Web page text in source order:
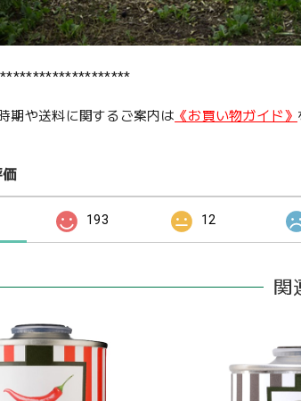
期や送料に関するご案内は 《お買い物ガイド》
193 12
関